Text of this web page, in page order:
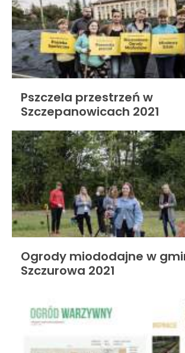
Pszczela przestrzeń w
Szczepanowicach 2021
Ogrody miododajne w
Szczurowa 2021